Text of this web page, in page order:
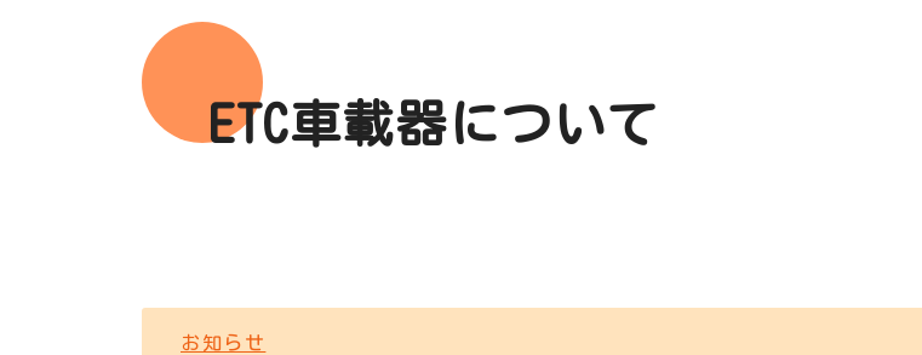
ETC車載器について
お知らせ